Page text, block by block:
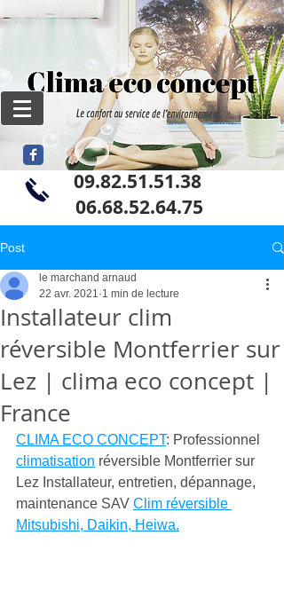
09.82.51.51.38
06.68.52.64.75
Post
Installateur clim
réversible Montferrier sur
Lez | clima eco concept |
France
le marchand arnaud
22 avr. 2021 1 min de lecture
CLIMA ECO CONCEPT: Professionnel
climatisation réversible Montferrier sur
Lez Installateur, entretien, dépannage,
maintenance SAV Clim réversible
Mitsubishi, Daikin, Heiwa.